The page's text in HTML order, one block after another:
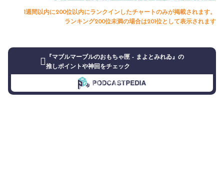
1週間以内に200位以内にランクインしたチャートのみが掲載されます。
ランキング200位未満の場合は201位として表示されます
『マブルマーブルのおもちゃ匣 - まよとみれゐ』の
推しポイントや神回をチェック